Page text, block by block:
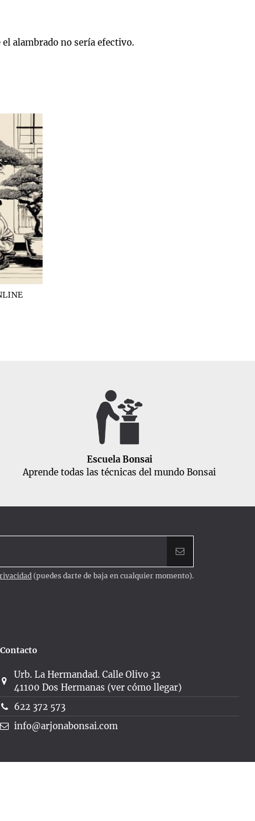
alambrado no sería efectivo.
Escuela Bonsai
Aprende todas las técnicas del mundo Bonsai
(puedes darte de baja en cualquier momento).
Contacto
Urb. La Hermandad. Calle Olivo 32
41100 Dos Hermanas (ver cómo llegar)
622 372 573
info@arjonabonsai.com